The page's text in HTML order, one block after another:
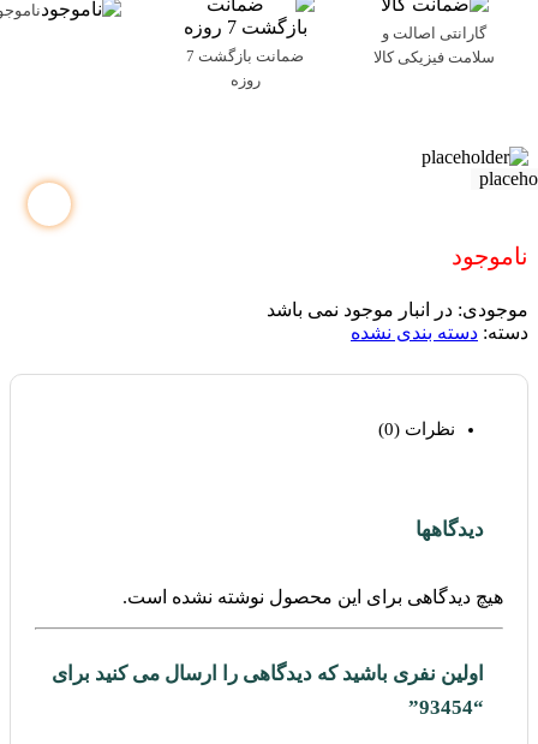
گارانتی اصالت و
سلامت فیزیکی کالا
ضمانت بازگشت 7
روزه
ناموجود
موجودی: در انبار موجود نمی باشد
دسته: دسته بندی نشده
نظرات (0)
دیدگاهها
هیچ دیدگاهی برای این محصول نوشته نشده است.
اولین نفری باشید که دیدگاهی را ارسال می کنید برای
“93454”